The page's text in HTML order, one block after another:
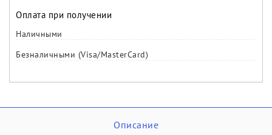
Оплата при получении
Наличными
Безналичными (Visa/MasterCard)
Описание